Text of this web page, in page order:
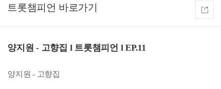
트롯챔피언
양지원 - 고향집 l 트롯챔피언 l EP.11
양지원 - 고향집